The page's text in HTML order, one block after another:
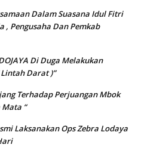
Dalam Suasana Idul Fitri
, Pengusaha Dan Pemkab
Di Duga Melakukan
Darat )”
Terhadap Perjuangan Mbok
“
Laksanakan Ops Zebra Lodaya